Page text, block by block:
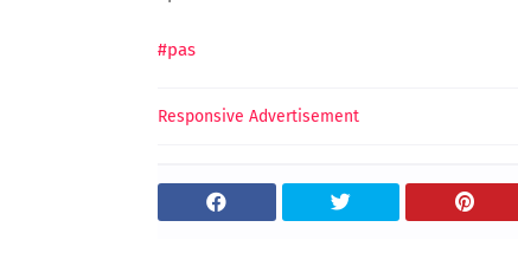
#pas
Responsive Advertisement